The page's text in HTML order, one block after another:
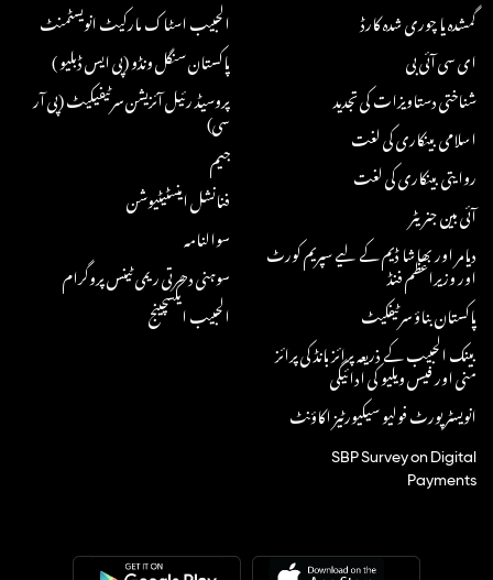
گمشدہ یا چوری شدہ کارڈ
ای سی آئی بی
شناختی دستاویزات کی تجدید
اسلامی بینکاری کی لغت
روایتی بینکاری کی لغت
آئی بین جنریٹر
دیامر اور بھاشا ڈیم کے لیے سپریم کورٹ
اور وزیراعظم فنڈ
پاکستان بناؤ سرٹیفکیٹ
بینک الحبیب کے ذریعہ پرائز بانڈ کی پرائز
منی اور فیس ویلیو کی ادائیگی
انویسٹر پورٹ فولیو سیکیورٹیز اکاؤنٹ
SBP Survey on Digital
Payments
الحبیب اسٹاک مارکیٹ انویسٹمنٹ
پاکستان سنگل ونڈو (پی ایس ڈبلیو )
پروسیڈ رئیل آئزیشن سرٹیفیکیٹ (پی آر
سی)
جیم
فنانشل اینسٹیٹیوشن
سوالنامہ
سوہنی دھرتی ریمی ٹینس پروگرام
الحبیب ایکسچینج